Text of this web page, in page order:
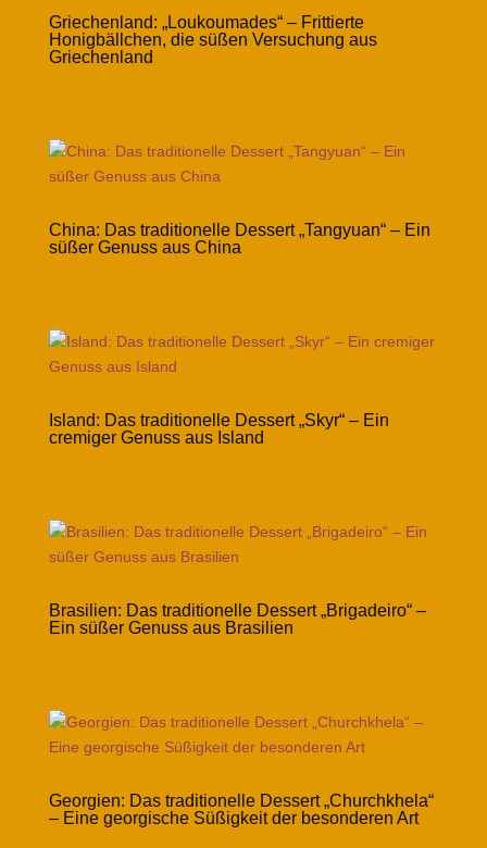
Griechenland: „Loukoumades“ – Frittierte
Honigbällchen, die süßen Versuchung aus
Griechenland
China: Das traditionelle Dessert „Tangyuan“ – Ein
süßer Genuss aus China
Island: Das traditionelle Dessert „Skyr“ – Ein
cremiger Genuss aus Island
Brasilien: Das traditionelle Dessert „Brigadeiro“ –
Ein süßer Genuss aus Brasilien
Georgien: Das traditionelle Dessert „Churchkhela“
– Eine georgische Süßigkeit der besonderen Art